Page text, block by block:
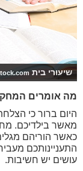
שיעורי בית
מה אומרים
היום ברור כי
מאשר בילדיכם.
כאשר הוריהם
התעניינותכם
עושים יש חשיבות.